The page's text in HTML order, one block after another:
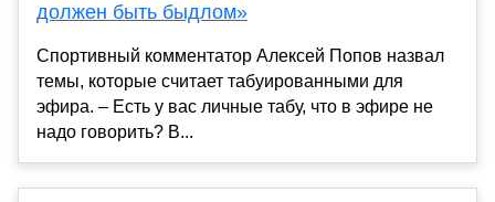
должен быть быдлом»
Спортивный комментатор Алексей Попов назвал
темы, которые считает табуированными для
эфира. – Есть у вас личные табу, что в эфире не
надо говорить? В...